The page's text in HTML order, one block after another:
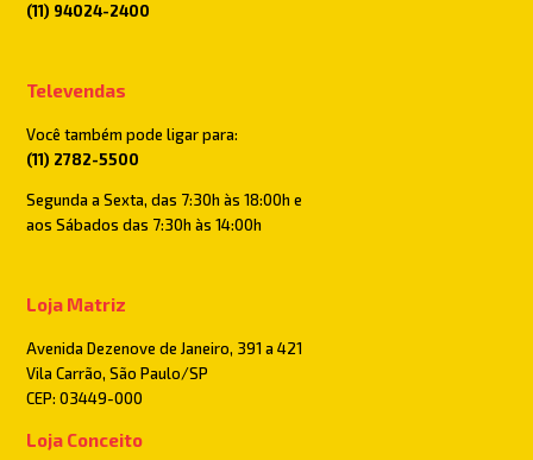
(11) 94024-2400
Televendas
Você também pode ligar para:
(11) 2782-5500
Segunda a Sexta, das 7:30h às 18:00h e
aos Sábados das 7:30h às 14:00h
Loja Matriz
Avenida Dezenove de Janeiro, 391 a 421
Vila Carrão, São Paulo/SP
CEP: 03449-000
Loja Conceito